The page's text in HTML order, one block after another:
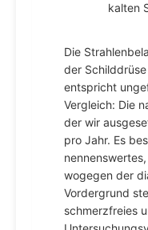
kalten
Die
der
entspricht
Vergleich: Die
der wir
pro Jahr. Es
wogegen der
Vordergrund
schmerzfreies